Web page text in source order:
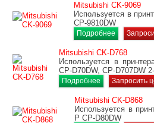
Mitsubishi CK-9069
Используется в
CP-9810DW
Подробнее
Mitsubishi CK-D768
Используется в
CP-D70DW, CP-D707DW
Подробнее Запросить
Mitsubishi CK-D868
Используется в
P CP-D80DW